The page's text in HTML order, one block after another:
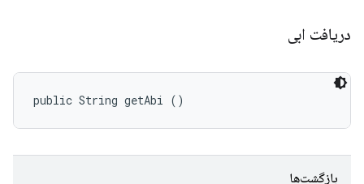
دریافت ابی
public String getAbi ()
بازگشت‌ها